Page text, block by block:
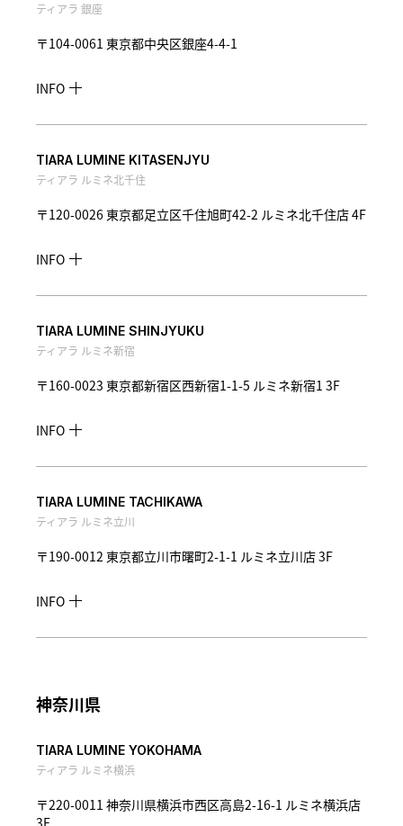
ティアラ 銀座
〒104-0061 東京都中央区銀座4-4-1
INFO
TIARA LUMINE KITASENJYU
ティアラ ルミネ北千住
〒120-0026 東京都足立区千住旭町42-2 ルミネ北千住店 4F
INFO
TIARA LUMINE SHINJYUKU
ティアラ ルミネ新宿
〒160-0023 東京都新宿区西新宿1-1-5 ルミネ新宿1 3F
INFO
TIARA LUMINE TACHIKAWA
ティアラ ルミネ立川
〒190-0012 東京都立川市曙町2-1-1 ルミネ立川店 3F
INFO
神奈川県
TIARA LUMINE YOKOHAMA
ティアラ ルミネ横浜
〒220-0011 神奈川県横浜市西区高島2-16-1 ルミネ横浜店
3F